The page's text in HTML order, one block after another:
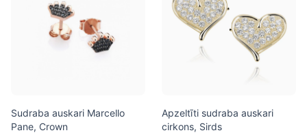
Sudraba auskari Marcello
Pane, Crown
Apzeltīti sudraba auskari
cirkons, Sirds